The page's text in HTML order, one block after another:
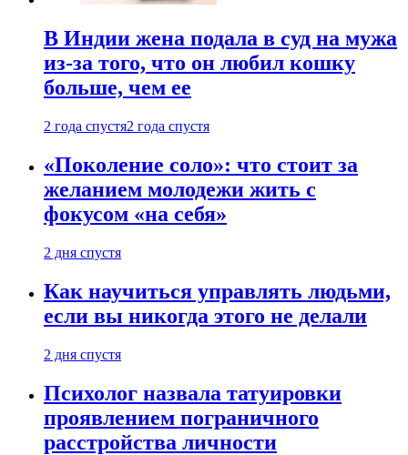
В Индии жена подала в суд на мужа
из-за того, что он любил кошку
больше, чем ее
2 года спустя2 года спустя
«Поколение соло»: что стоит за
желанием молодежи жить с
фокусом «на себя»
2 дня спустя
Как научиться управлять людьми,
если вы никогда этого не делали
2 дня спустя
Психолог назвала татуировки
проявлением пограничного
расстройства личности